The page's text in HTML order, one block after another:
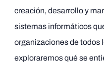
creación, desarrollo y
sistemas informáticos
organizaciones de todos
exploraremos qué se